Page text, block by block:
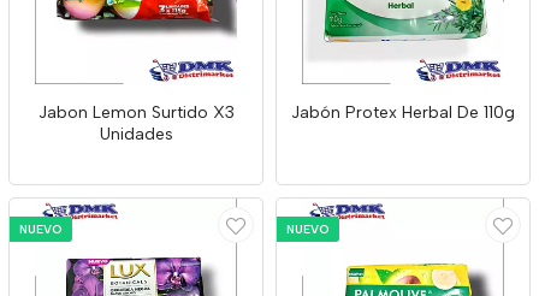
Jabon Lemon Surtido X3
Unidades
Jabón Protex Herbal De 110g
NUEVO NUEVO